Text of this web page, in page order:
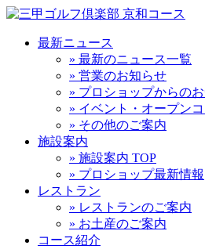
最新ニュース
» 最新のニュース一覧
» 営業のお知らせ
» プロショップからの
» イベント・オープン
» その他のご案内
施設案内
» 施設案内 TOP
» プロショップ最新情報
レストラン
» レストランのご案内
» お土産のご案内
コース紹介